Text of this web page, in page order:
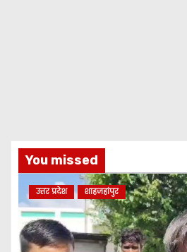
You missed
उत्तर प्रदेश शाहजहांपुर